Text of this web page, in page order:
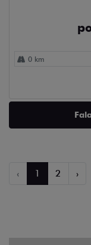
0 km
‹ 1 2 ›